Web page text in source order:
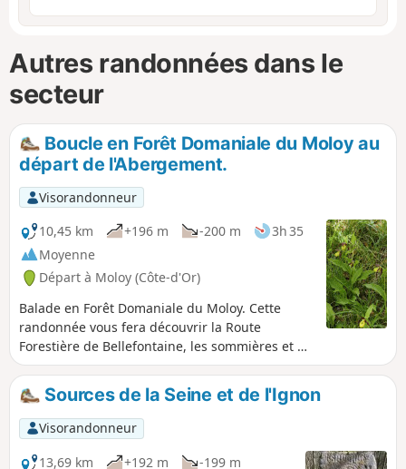
Autres randonnées dans le
secteur
Boucle en Forêt Domaniale du Moloy au
départ de l'Abergement.
Visorandonneur
10,45 km
+196 m -200 m
3h 35
Moyenne
Départ à Moloy (Côte-d'Or)
Balade en Forêt Domaniale du Moloy. Cette
randonnée vous fera découvrir la Route
Forestière de Bellefontaine, les sommières et de
nombreuses combes. La Combe de
Bellefontaine accueille un site célèbre pour ses
orchidées sauvages, les Sabots de Vénus. "La
légende raconte que poursuivie par un satyre,
Vénus perdit ses sabots dans la forêt en courant
pour lui échapper. Depuis ce jour, les sabots de
Sources de la Seine et de l'Ignon
Visorandonneur
13,69 km
+192 m -199 m